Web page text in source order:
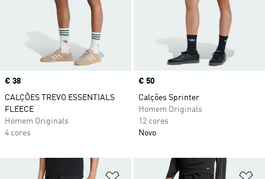
Price
€ 38
CALÇÕES TREVO ESSENTIALS
FLEECE
Homem Originals
4 cores
Price
€ 50
Calções Sprinter
Homem Originals
12 cores
Novo
Adicionar à Lista de Desejos